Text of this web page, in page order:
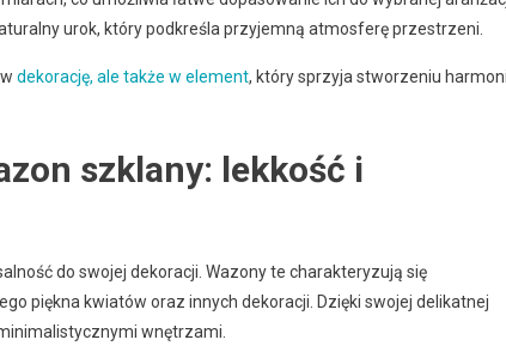
urok, który podkreśla przyjemną atmosferę przestrzeni.
dekorację, ale także w element, który sprzyja stworzeniu
szklany: lekkość i
do swojej dekoracji. Wazony te charakteryzują się
piękna kwiatów oraz innych dekoracji. Dzięki swojej delikatnej
wnętrzami.